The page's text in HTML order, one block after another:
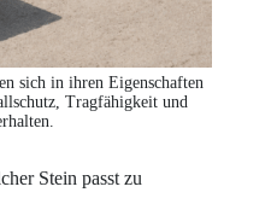
sich in ihren Eigenschaften
Tragfähigkeit und
Stein passt zu